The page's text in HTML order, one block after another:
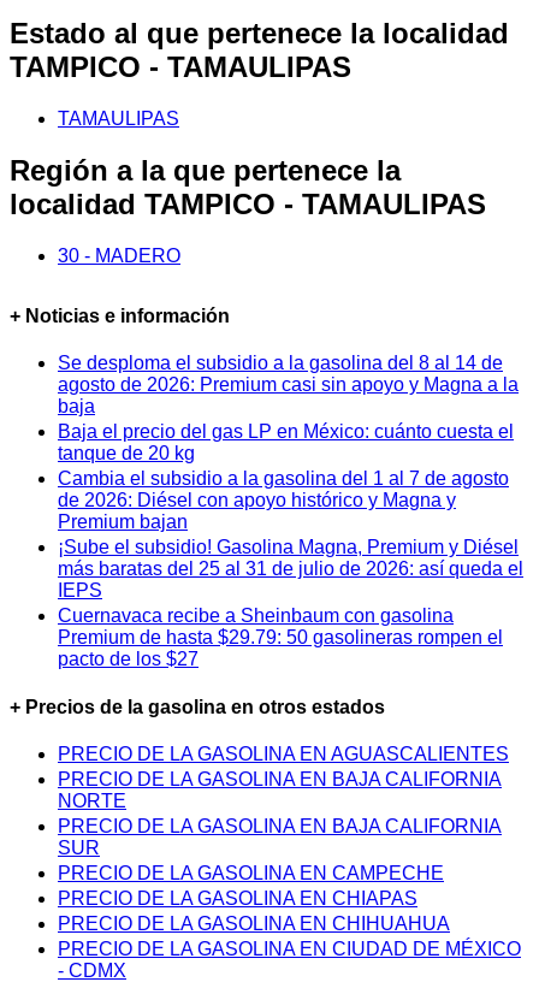
Estado al que pertenece la localidad
TAMPICO - TAMAULIPAS
TAMAULIPAS
Región a la que pertenece la
localidad TAMPICO - TAMAULIPAS
30 - MADERO
+ Noticias e información
Se desploma el subsidio a la gasolina del 8 al 14 de
agosto de 2026: Premium casi sin apoyo y Magna a la
baja
Baja el precio del gas LP en México: cuánto cuesta el
tanque de 20 kg
Cambia el subsidio a la gasolina del 1 al 7 de agosto
de 2026: Diésel con apoyo histórico y Magna y
Premium bajan
¡Sube el subsidio! Gasolina Magna, Premium y Diésel
más baratas del 25 al 31 de julio de 2026: así queda el
IEPS
Cuernavaca recibe a Sheinbaum con gasolina
Premium de hasta $29.79: 50 gasolineras rompen el
pacto de los $27
+ Precios de la gasolina en otros estados
PRECIO DE LA GASOLINA EN AGUASCALIENTES
PRECIO DE LA GASOLINA EN BAJA CALIFORNIA
NORTE
PRECIO DE LA GASOLINA EN BAJA CALIFORNIA
SUR
PRECIO DE LA GASOLINA EN CAMPECHE
PRECIO DE LA GASOLINA EN CHIAPAS
PRECIO DE LA GASOLINA EN CHIHUAHUA
PRECIO DE LA GASOLINA EN CIUDAD DE MÉXICO
- CDMX